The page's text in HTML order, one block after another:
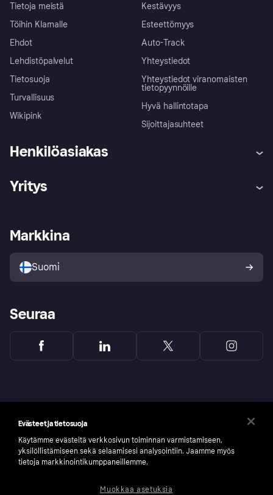
Tietoja meistä
Töihin Klarnalle
Ehdot
Lehdistöpalvelut
Tietosuoja
Turvallisuus
Wikipink
Kestävyys
Esteettömyys
Auto-Track
Yhteystiedot
Yhteystiedot viranomaisten
tietopyynnöille
Hyvä hallintotapa
Sijoittajasuhteet
Henkilöasiakas
Ohje
Kirjaudu sisään
Tutustu kauppoihin
Ostajan turva
Yritys
Kirjaudu sisään yrityksenä
Markkina
Suomi
Seuraa
Evästeet ja tietosuoja
Käytämme evästeitä verkkosivun toiminnan varmistamiseen,
yksilöllistämiseen sekä selaamisesi analysointiin. Jaamme myös
tietoja markkinointikumppaneillemme.
Muokkaa asetuksia